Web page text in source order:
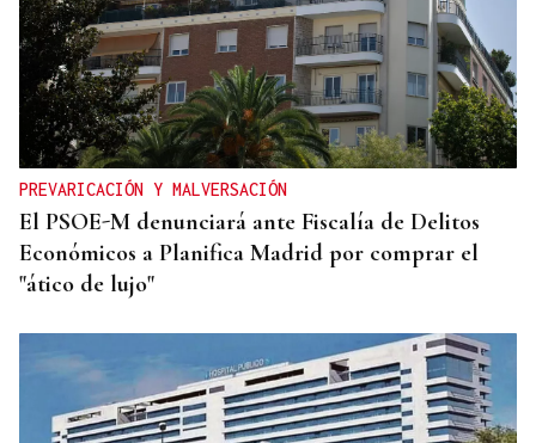
PREVARICACIÓN Y MALVERSACIÓN
El PSOE-M denunciará ante Fiscalía de Delitos
Económicos a Planifica Madrid por comprar el
"ático de lujo"